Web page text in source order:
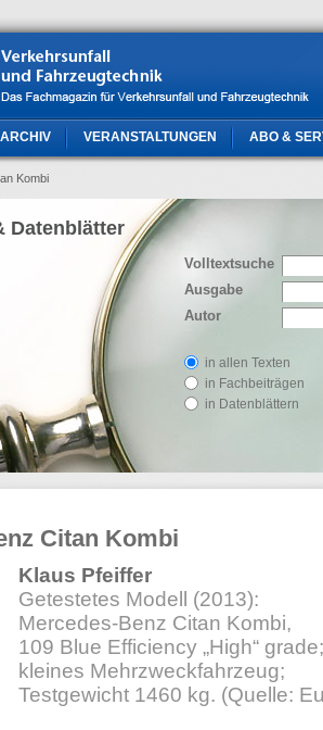
ARCHIV VERANSTALTUNGEN ABO &
Kombi
Volltextsuche
Ausgabe
Autor
in allen Texten
in Fachbeiträgen
in Datenblättern
Datenblätter
Citan Kombi
Klaus Pfeiffer
Getestetes Modell (2013):
Mercedes-Benz Citan Kombi,
109 Blue Efficiency „High“ grade;
kleines Mehrzweckfahrzeug;
Testgewicht 1460 kg. (Quelle: